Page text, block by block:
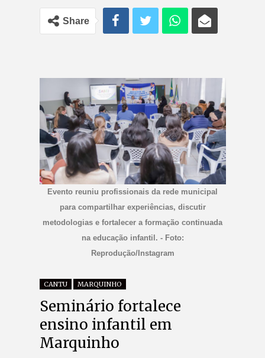
Share
Evento reuniu profissionais da rede municipal
para compartilhar experiências, discutir
metodologias e fortalecer a formação continuada
na educação infantil. - Foto:
Reprodução/Instagram
CANTU MARQUINHO
Seminário fortalece
ensino infantil em
Marquinho